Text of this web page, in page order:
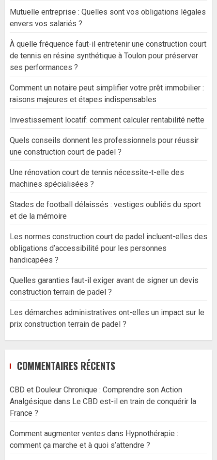
Mutuelle entreprise : Quelles sont vos obligations légales
envers vos salariés ?
À quelle fréquence faut-il entretenir une construction court
de tennis en résine synthétique à Toulon pour préserver
ses performances ?
Comment un notaire peut simplifier votre prêt immobilier :
raisons majeures et étapes indispensables
Investissement locatif: comment calculer rentabilité nette
Quels conseils donnent les professionnels pour réussir
une construction court de padel ?
Une rénovation court de tennis nécessite-t-elle des
machines spécialisées ?
Stades de football délaissés : vestiges oubliés du sport
et de la mémoire
Les normes construction court de padel incluent-elles des
obligations d’accessibilité pour les personnes
handicapées ?
Quelles garanties faut-il exiger avant de signer un devis
construction terrain de padel ?
Les démarches administratives ont-elles un impact sur le
prix construction terrain de padel ?
COMMENTAIRES RÉCENTS
CBD et Douleur Chronique : Comprendre son Action
Analgésique dans Le CBD est-il en train de conquérir la
France ?
Comment augmenter ventes dans Hypnothérapie :
comment ça marche et à quoi s’attendre ?